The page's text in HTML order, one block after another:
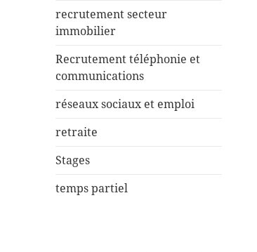
recrutement secteur
immobilier
Recrutement téléphonie et
communications
réseaux sociaux et emploi
retraite
Stages
temps partiel